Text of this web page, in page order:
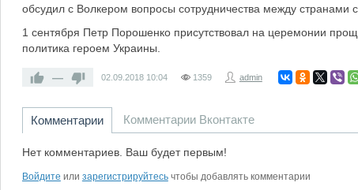
обсудил с Волкером вопросы сотрудничества между
1 сентября Петр Порошенко присутствовал на церемонии
политика героем Украины.
— 02.09.2018 10:04 1359 admin
Комментарии Комментарии Вконтакте
Нет комментариев. Ваш будет первым!
Войдите или зарегистрируйтесьчтобы добавлять комментарии